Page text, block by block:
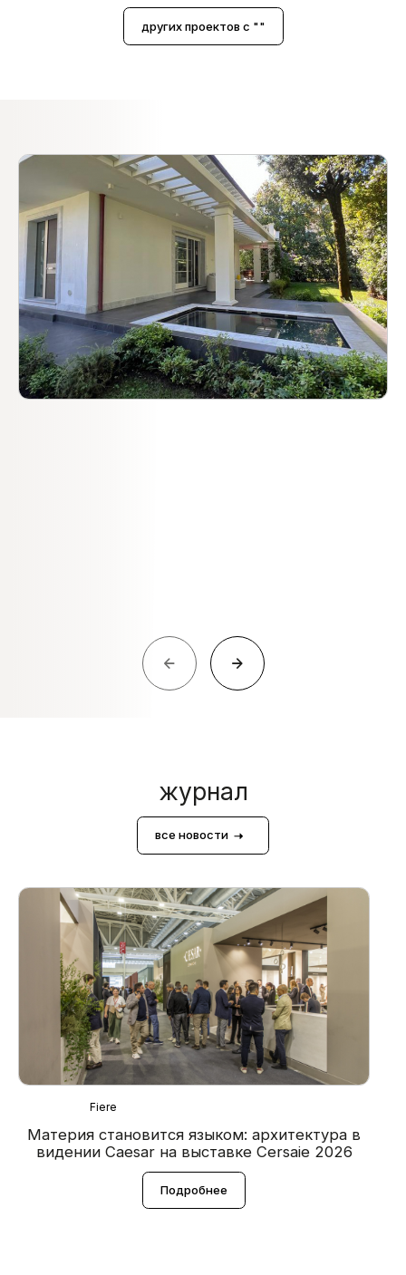
других проектов с ""
журнал
все новости
Fiere
Материя становится языком: архитектура в
видении Caesar на выставке Cersaie 2026
Подробнее